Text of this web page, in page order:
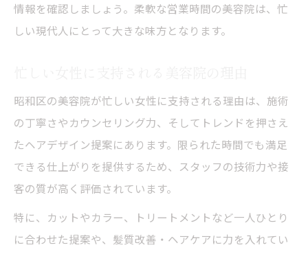
情報を確認しましょう。柔軟な営業時間の美容院は、忙
しい現代人にとって大きな味方となります。
昭和区の美容院が忙しい女性に支持される理由は、施術
の丁寧さやカウンセリング力、そしてトレンドを押さえ
たヘアデザイン提案にあります。限られた時間でも満足
できる仕上がりを提供するため、スタッフの技術力や接
客の質が高く評価されています。
特に、カットやカラー、トリートメントなど一人ひとり
に合わせた提案や、髪質改善・ヘアケアに力を入れてい